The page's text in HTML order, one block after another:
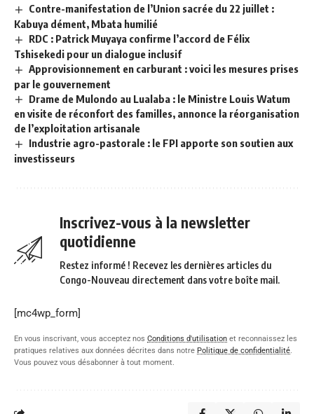
Contre-manifestation de l’Union sacrée du 22 juillet :
Kabuya dément, Mbata humilié
RDC : Patrick Muyaya confirme l’accord de Félix
Tshisekedi pour un dialogue inclusif
Approvisionnement en carburant : voici les mesures prises
par le gouvernement
Drame de Mulondo au Lualaba : le Ministre Louis Watum
en visite de réconfort des familles, annonce la réorganisation
de l’exploitation artisanale
Industrie agro-pastorale : le FPI apporte son soutien aux
investisseurs
Inscrivez-vous à la newsletter
quotidienne
Restez informé ! Recevez les dernières articles du
Congo-Nouveau directement dans votre boîte mail.
[mc4wp_form]
En vous inscrivant, vous acceptez nos Conditions d'utilisation et reconnaissez les
pratiques relatives aux données décrites dans notre Politique de confidentialité.
Vous pouvez vous désabonner à tout moment.